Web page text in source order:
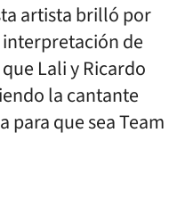
artista brilló por
de
Lali y Ricardo
la cantante
que sea Team